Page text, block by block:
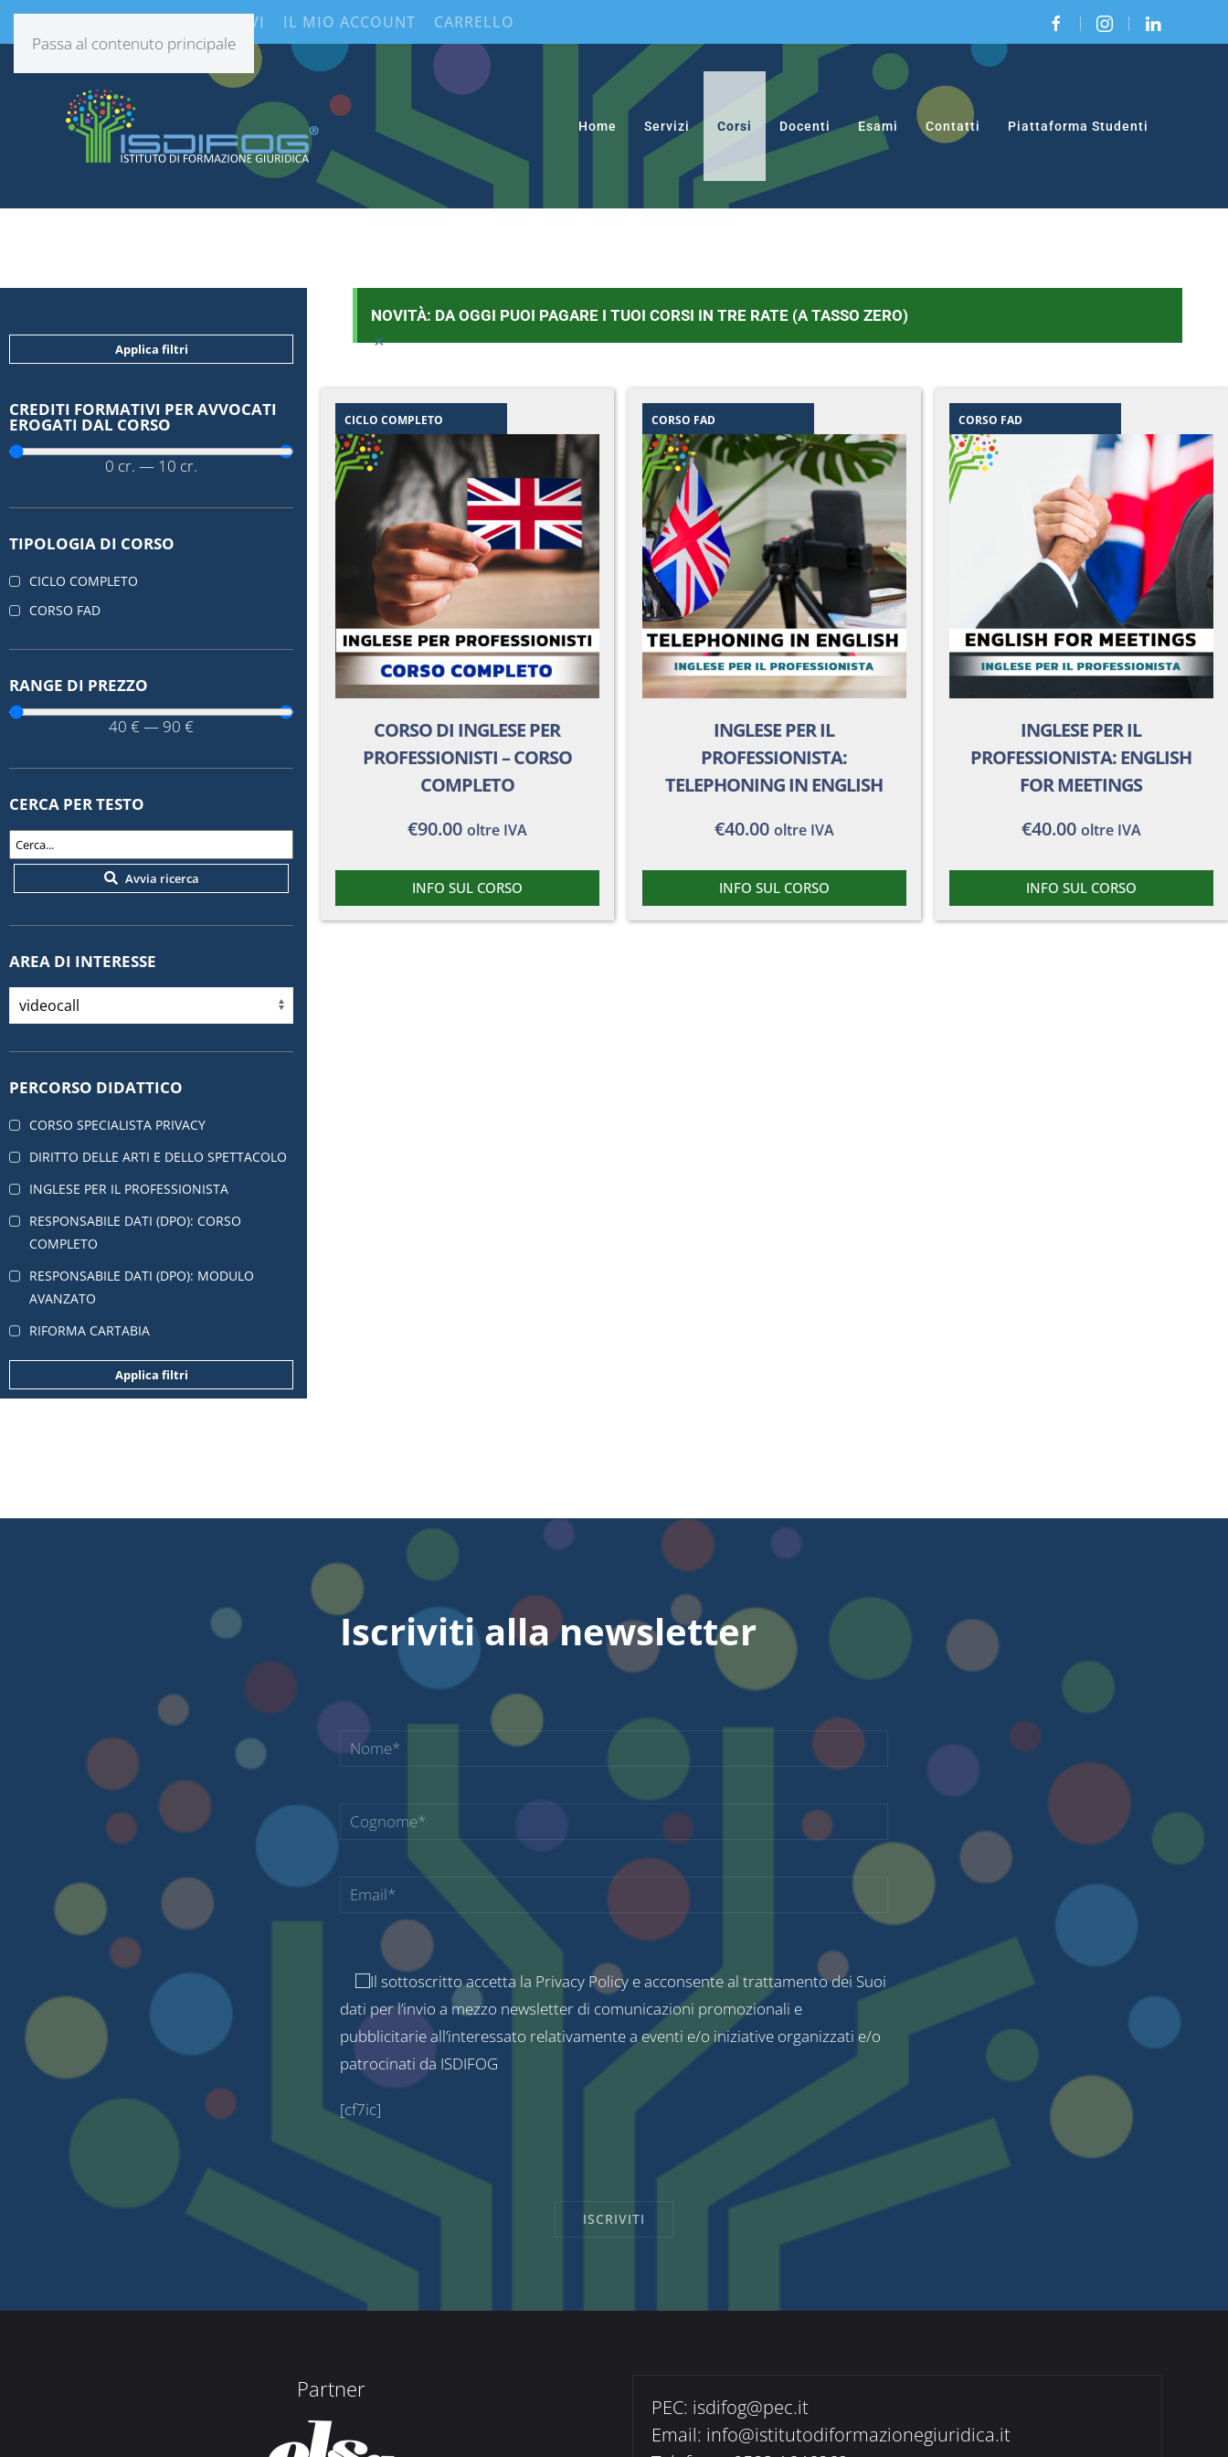
Passa al contenuto principale
CONTENUTI INFORMATIVI IL MIO ACCOUNT CARRELLO | |
Home Servizi Corsi Docenti Esami Contatti Piattaforma Studenti
Applica filtri
CREDITI FORMATIVI PER AVVOCATI
EROGATI DAL CORSO
0 cr. — 10 cr.
TIPOLOGIA DI CORSO
CICLO COMPLETO
CORSO FAD
RANGE DI PREZZO
40 € — 90 €
CERCA PER TESTO
Avvia ricerca
AREA DI INTERESSE
PERCORSO DIDATTICO
CORSO SPECIALISTA PRIVACY
DIRITTO DELLE ARTI E DELLO SPETTACOLO
INGLESE PER IL PROFESSIONISTA
RESPONSABILE DATI (DPO): CORSO
COMPLETO
RESPONSABILE DATI (DPO): MODULO
AVANZATO
RIFORMA CARTABIA
Applica filtri
NOVITÀ: DA OGGI PUOI PAGARE I TUOI CORSI IN TRE RATE (A TASSO ZERO)
×
CICLO COMPLETO
CORSO DI INGLESE PER
PROFESSIONISTI – CORSO
COMPLETO
€90.00 oltre IVA
INFO SUL CORSO
CORSO FAD
INGLESE PER IL
PROFESSIONISTA:
TELEPHONING IN ENGLISH
€40.00 oltre IVA
INFO SUL CORSO
CORSO FAD
INGLESE PER IL
PROFESSIONISTA: ENGLISH
FOR MEETINGS
€40.00 oltre IVA
INFO SUL CORSO
Iscriviti alla newsletter
Il sottoscritto accetta la Privacy Policy e acconsente al trattamento dei Suoi
dati per l’invio a mezzo newsletter di comunicazioni promozionali e
pubblicitarie all’interessato relativamente a eventi e/o iniziative organizzati e/o
patrocinati da ISDIFOG
[cf7ic]
Partner
PEC: isdifog@pec.it
Email: info@istitutodiformazionegiuridica.it